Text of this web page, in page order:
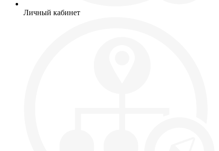
Личный кабинет